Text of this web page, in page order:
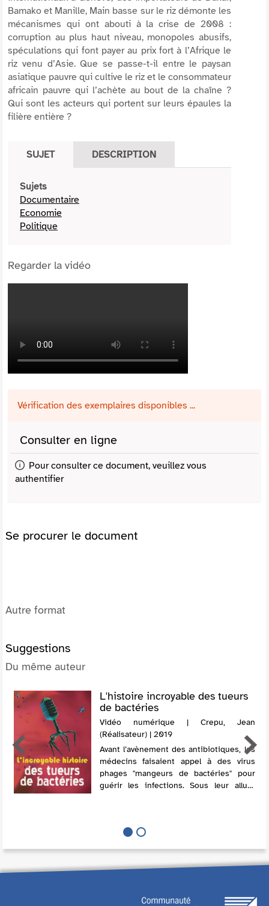
Bamako et Manille, Main basse sur le riz démonte les
mécanismes qui ont abouti à la crise de 2008 :
corruption au plus haut niveau, monopoles abusifs,
spéculations qui font payer au prix fort à l’Afrique le
riz venu d’Asie. Que se passe-t-il entre le paysan
asiatique pauvre qui cultive le riz et le consommateur
africain pauvre qui l’achète au bout de la chaîne ?
Qui sont les acteurs qui portent sur leurs épaules la
filière entière ?
SUJET DESCRIPTION
Sujets
Documentaire
Economie
Politique
Regarder la vidéo
Vérification des exemplaires disponibles ...
Consulter en ligne
Pour consulter ce document, veuillez vous
authentifier
Se procurer le document
Autre format
Suggestions
Du même auteur
L'histoire incroyable des tueurs
de bactéries
Vidéo numérique | Crepu, Jean
(Réalisateur) | 2019
Avant l’avènement des antibiotiques, les
médecins faisaient appel à des virus
phages "mangeurs de bactéries" pour
guérir les infections. Sous leur allure